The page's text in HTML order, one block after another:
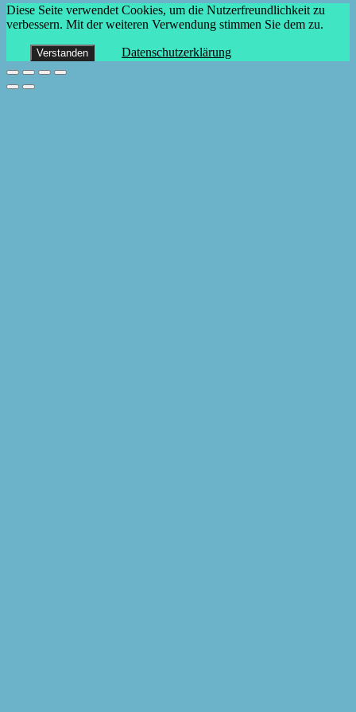
Diese Seite verwendet Cookies, um die Nutzerfreundlichkeit zu
verbessern. Mit der weiteren Verwendung stimmen Sie dem zu.
Verstanden Datenschutzerklärung